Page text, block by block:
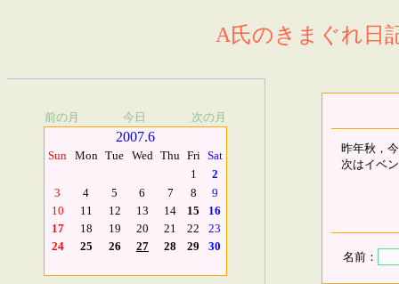
A氏のきまぐれ日
前の月 今日 次の月
2007.6
Sun Mon Tue Wed Thu Fri Sat
1
2
3
4 5 6 7 8
9
10
11 12 13 14 15
16
17
18 19 20 21 22
23
24
25 26 27 28 29 30
昨年秋，
次はイベ
名前：